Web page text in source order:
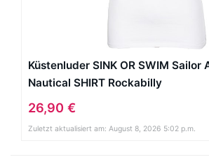
Küstenluder SINK OR SWIM Sailor
Nautical SHIRT Rockabilly
26,90 €
Zuletzt aktualisiert am: August 8, 2026 5:02 p.m.